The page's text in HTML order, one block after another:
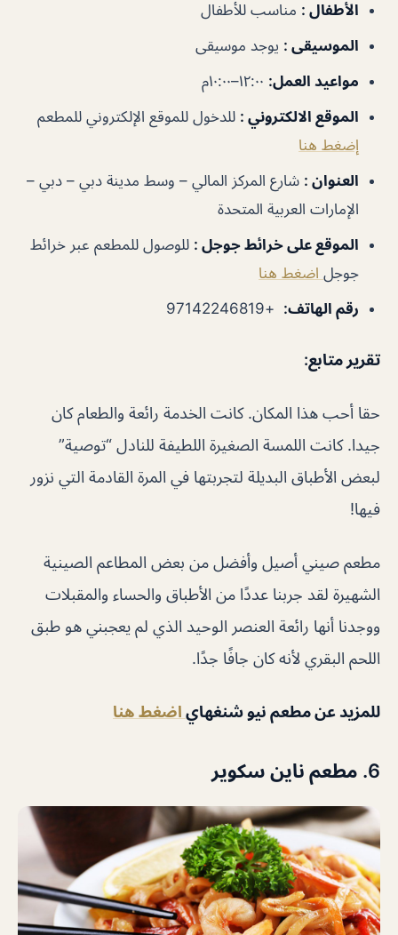
الأطفال : مناسب للأطفال
الموسيقى : يوجد موسيقى
مواعيد العمل:
الموقع الالكتروني : للدخول للموقع الإلكتروني للمطعم
إضغط هنا
العنوان : شارع المركز المالي – وسط مدينة دبي – دبي –
الإمارات العربية المتحدة
الموقع على خرائط جوجل : للوصول للمطعم عبر خرائط
جوجل اضغط هنا
رقم الهاتف:
+97142246819
تقرير متابع:
حقا أحب هذا المكان. كانت الخدمة رائعة والطعام كان
جيدا. كانت اللمسة الصغيرة اللطيفة للنادل “توصية”
لبعض الأطباق البديلة لتجربتها في المرة القادمة التي نزور
فيها!
مطعم صيني أصيل وأفضل من بعض المطاعم الصينية
الشهيرة لقد جربنا عددًا من الأطباق والحساء والمقبلات
ووجدنا أنها رائعة العنصر الوحيد الذي لم يعجبني هو طبق
اللحم البقري لأنه كان جافًا جدًا.
للمزيد عن مطعم نيو شنغهاي اضغط هنا
6. مطعم ناين سكوير